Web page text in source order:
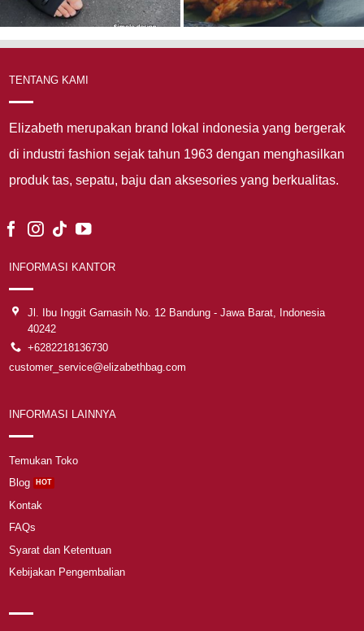
TENTANG KAMI
Elizabeth merupakan brand lokal indonesia yang bergerak
di industri fashion sejak tahun 1963 dengan menghasilkan
produk tas, sepatu, baju dan aksesories yang berkualitas.
INFORMASI KANTOR
Jl. Ibu Inggit Garnasih No. 12 Bandung - Jawa Barat, Indonesia
40242
+6282218136730
customer_service@elizabethbag.com
INFORMASI LAINNYA
Temukan Toko
Blog
Kontak
FAQs
Syarat dan Ketentuan
Kebijakan Pengembalian